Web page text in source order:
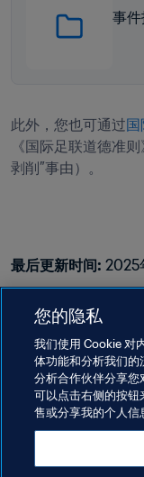
事
此外，您也可通过
《国际足联道德准
剥削”事由）。
最后更新时间: 2025
Terms of service
Downloads
您的隐私
我们使用 Cookie 对
体功能和分析我们
分析合作伙伴分享
可以点击右侧的按钮
售或分享我的个人信